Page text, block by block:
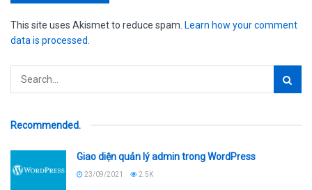
This site uses Akismet to reduce spam. Learn how your comment
data is processed.
Recommended.
Giao diện quản lý admin trong WordPress
23/09/2021 2.5K